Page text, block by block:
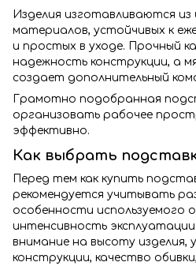
Изделия изготавливаются из
материалов, устойчивых к
и простых в уходе. Прочный
надежность конструкции, а
создает дополнительный
Грамотно подобранная
организовать рабочее
эффективно.
Как выбрать
Перед тем как купить
рекомендуется учитывать
особенности используемого
интенсивность
внимание на высоту изделия,
конструкции, качество